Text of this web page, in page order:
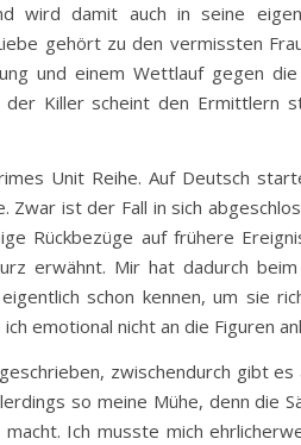
wird damit auch in seine
gehört zu den vermissten
und einem Wettlauf gegen
Killer scheint den Ermittlern
Unit Reihe. Auf Deutsch
Zwar ist der Fall in sich
Rückbezüge auf frühere
erwähnt. Mir hat dadurch
schon kennen, um sie
emotional nicht an die Figuren
zwischendurch gibt es
so meine Mühe, denn die
Ich musste mich